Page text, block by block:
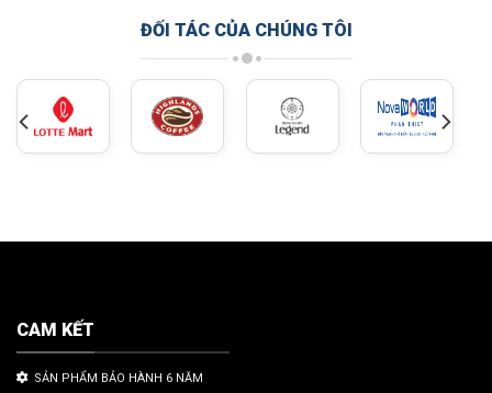
ĐỐI TÁC CỦA CHÚNG TÔI
CAM KẾT
SẢN PHẨM BẢO HÀNH 6 NĂM